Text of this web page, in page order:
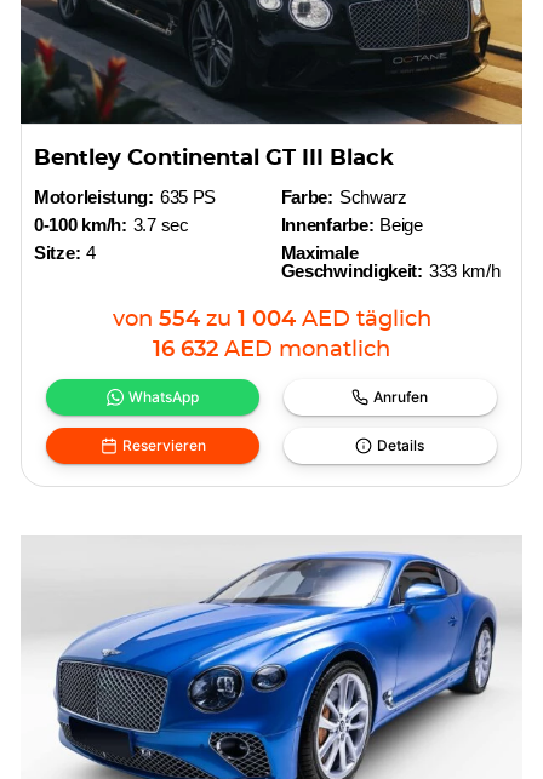
Bentley Continental GT III Black
Motorleistung: 635 PS
0-100 km/h: 3.7 sec
Sitze: 4
Farbe: Schwarz
Innenfarbe: Beige
Maximale
Geschwindigkeit: 333 km/h
von 554 zu 1 004 AED täglich
16 632 AED monatlich
WhatsApp Anrufen
Reservieren Details